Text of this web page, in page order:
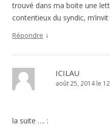
trouvé dans ma boite une
contentieux du syndic, m’invit
Répondre ↓
ICILAU
août 25, 2014 le
la suite …. :